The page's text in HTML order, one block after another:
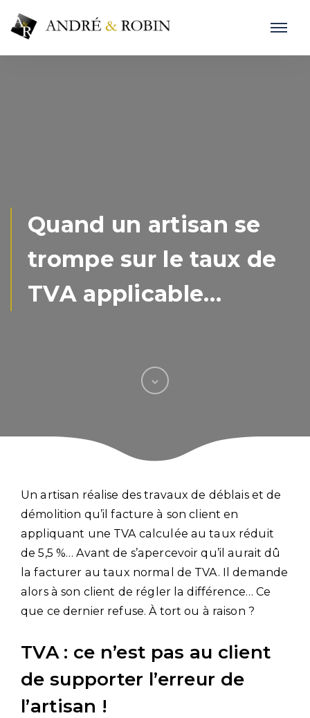
Quand un artisan se
trompe sur le taux de
TVA applicable…
Un artisan réalise des travaux de déblais et de
démolition qu’il facture à son client en
appliquant une TVA calculée au taux réduit
de 5,5 %… Avant de s’apercevoir qu’il aurait dû
la facturer au taux normal de TVA. Il demande
alors à son client de régler la différence… Ce
que ce dernier refuse. À tort ou à raison ?
TVA : ce n’est pas au client
de supporter l’erreur de
l’artisan !